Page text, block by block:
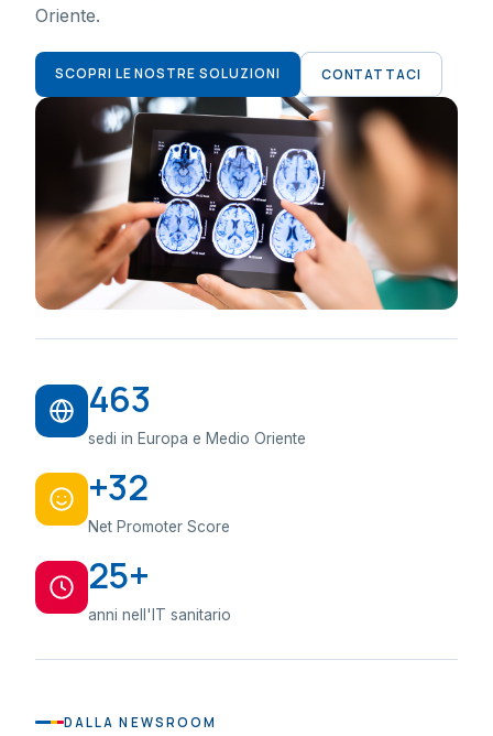
Oriente.
SCOPRI LE NOSTRE SOLUZIONI CONTATTACI
463
sedi in Europa e Medio Oriente
+32
Net Promoter Score
25+
anni nell'IT sanitario
DALLA NEWSROOM